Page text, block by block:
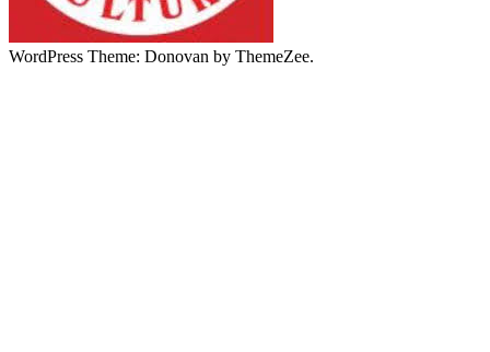
WordPress Theme: Donovan by ThemeZee.